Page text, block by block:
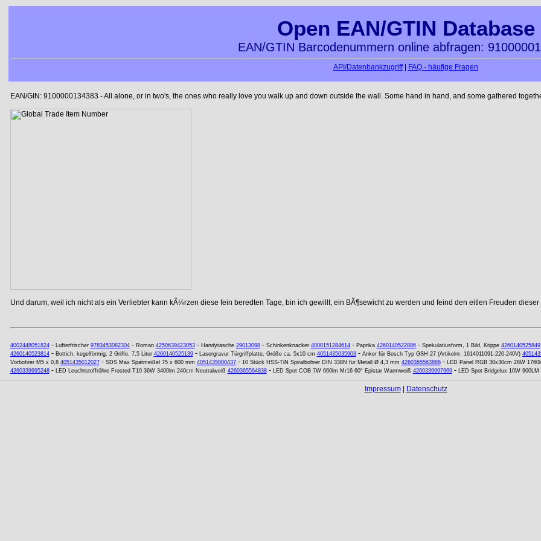
Open EAN/GTIN Database
EAN/GTIN Barcodenummern online abfragen:
API/Datenbankzugriff| FAQ - häufige Fragen
EAN/GIN: 9100000134383 - All alone, or in two's, the ones who really love you walk up and down outside the wall. Some hand in hand, and some gathered
Und darum, weil ich nicht als ein Verliebter kann kÃ¼rzen diese fein beredten Tage, bin ich gewillt, ein BÃ¶sewicht zu werden und feind den eitlen Freuden dieser
4002448051824- Lufterfrischer 9783453082304- Roman 4250639423053- Handytasche 29013098- Schinkenknacker 4000151284614- Paprika 4260140522886- Spekulatiusform, 1 Bild, Krippe 4260140525849
4260140523814- Bottich, kegelförmig, 2 Griffe, 7,5 Liter 4260140525139- Lasergravur Türgriffplatte, Größe ca. 5x10 cm 4051435035903- Anker für Bosch Typ GSH 27 (Artikelnr. 1614011091-220-240V)
Vorbohrer M5 x 0,8 4051435012027- SDS Max Spatmeißel 75 x 600 mm 4051435000437- 10 Stück HSS-TiN Spiralbohrer DIN 338N für Metall Ø 4,3 mm 4260365563886- LED Panel RGB 30x30cm 28W
4260339995248- LED Leuchtstoffröhre Frosted T10 36W 3400lm 240cm Neutralweiß 4260365564838- LED Spot COB 7W 660lm Mr16 60° Epistar Warmweiß 4260339997969- LED Spot Bridgelux 10W
Impressum| Datenschutz